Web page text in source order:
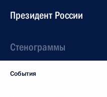
Президент России
Стенограммы
События